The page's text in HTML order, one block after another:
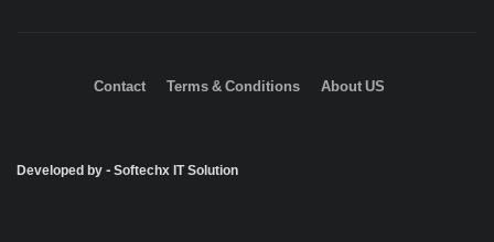
Contact Terms & Conditions About US
Developed by - Softechx IT Solution